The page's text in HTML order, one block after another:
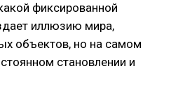
фиксированной
иллюзию мира,
объектов, но на самом
становлении и